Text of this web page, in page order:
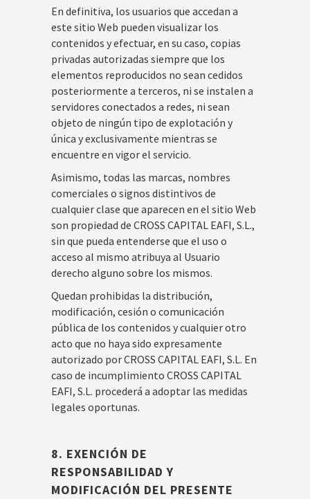
En definitiva, los usuarios que accedan a
este sitio Web pueden visualizar los
contenidos y efectuar, en su caso, copias
privadas autorizadas siempre que los
elementos reproducidos no sean cedidos
posteriormente a terceros, ni se instalen a
servidores conectados a redes, ni sean
objeto de ningún tipo de explotación y
única y exclusivamente mientras se
encuentre en vigor el servicio.
Asimismo, todas las marcas, nombres
comerciales o signos distintivos de
cualquier clase que aparecen en el sitio Web
son propiedad de CROSS CAPITAL EAFI, S.L.,
sin que pueda entenderse que el uso o
acceso al mismo atribuya al Usuario
derecho alguno sobre los mismos.
Quedan prohibidas la distribución,
modificación, cesión o comunicación
pública de los contenidos y cualquier otro
acto que no haya sido expresamente
autorizado por CROSS CAPITAL EAFI, S.L. En
caso de incumplimiento CROSS CAPITAL
EAFI, S.L. procederá a adoptar las medidas
legales oportunas.
8. EXENCIÓN DE
RESPONSABILIDAD Y
MODIFICACIÓN DEL PRESENTE